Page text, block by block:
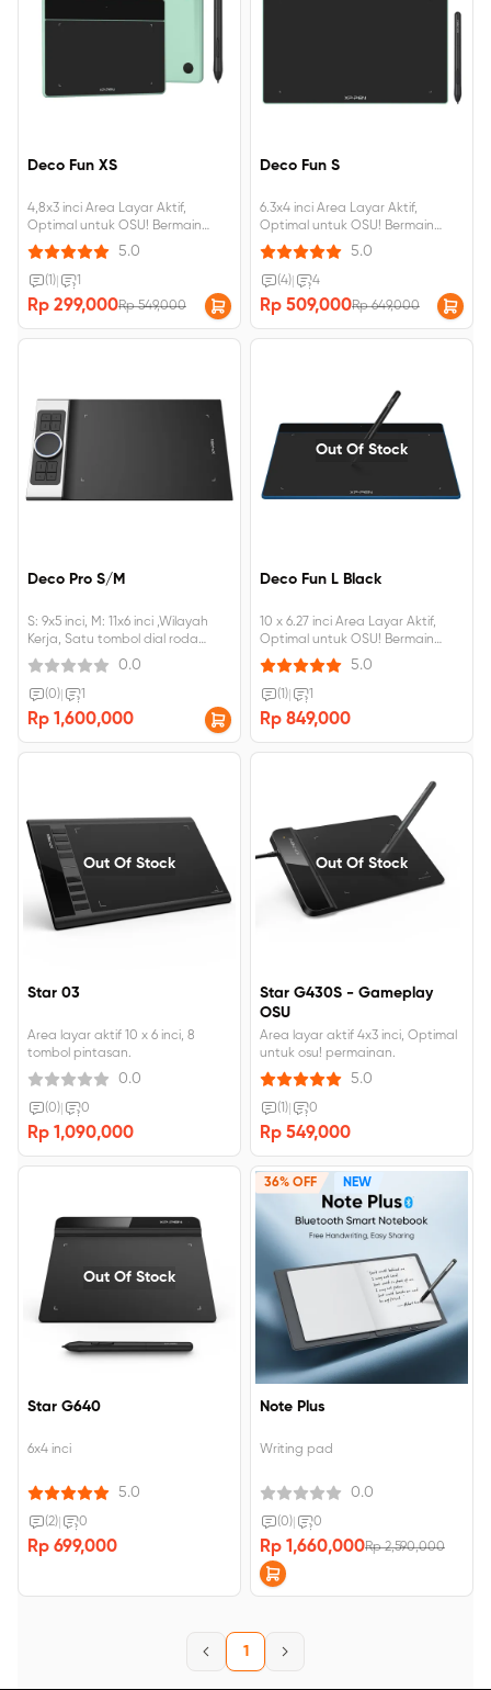
Deco Fun XS
4,8x3 inci Area Layar Aktif,
Optimal untuk OSU! Bermain
game, dapat dihubungkan ke
Android, windows, Mac
5.0
(1) 1
Rp 299,000Rp 549,000
Deco Fun S
6.3x4 inci Area Layar Aktif,
Optimal untuk OSU! Bermain
game Dapat dimiringkan 60 °,
dapat dihubungkan ke Android,
windows, Mac.
5.0
(4) 4
Rp 509,000Rp 649,000
Deco Pro S/M
S: 9x5 inci, M: 11x6 inci ,Wilayah
Kerja, Satu tombol dial roda
dengan 8 tombol pintasan.
0.0
(0) 1
Rp 1,600,000
Out Of Stock
Deco Fun L Black
10 x 6.27 inci Area Layar Aktif,
Optimal untuk OSU! Bermain
game, Dapat dimiringkan 60 °,
dapat dihubungkan ke Android,
windows, Mac
5.0
(1) 1
Rp 849,000
Out Of Stock
Star 03
Area layar aktif 10 x 6 inci, 8
tombol pintasan.
0.0
(0) 0
Rp 1,090,000
Out Of Stock
Star G430S - Gameplay
OSU
Area layar aktif 4x3 inci, Optimal
untuk osu! permainan.
5.0
(1) 0
Rp 549,000
Out Of Stock
Star G640
6x4 inci
5.0
(2) 0
Rp 699,000
36% OFF NEW
Note Plus
Writing pad
0.0
(0) 0
Rp 1,660,000Rp 2,590,000
1